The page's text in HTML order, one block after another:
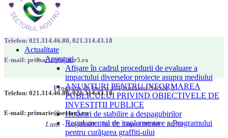
Actualitate
Anunțuri
Afișare în cadrul procedurii de evaluare a
impactului diverselor proiecte asupra mediului
ANUNȚURI PENTRU INFORMAREA
PUBLICULUI PRIVIND OBIECTIVELE DE
INVESTIȚII PUBLICE
Hotarari de stabilire a despagubirilor
Regulamentul de implementare a Programului
pentru curățarea graffiti-ului
Telefon: 021.314.46.80, 021.314.43.18
E-mail: primarie@sector5.ro
Program de lucru al Primăriei Sector 5
Luni - Joi 08:00 - 16:30; Vineri 08:00 - 14:00
Telefon: 021.314.46.80, 021.314.43.18
E-mail: primarie@sector5.ro